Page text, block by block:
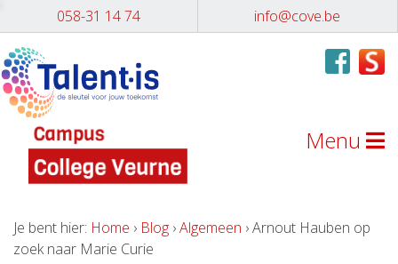
058-31 14 74 info@cove.be
Menu
Je bent hier: Home › Blog ›Algemeen › Arnout Hauben op
zoek naar Marie Curie